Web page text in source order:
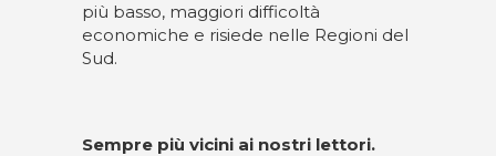
più basso, maggiori difficoltà
economiche e risiede nelle Regioni del
Sud.
Sempre più vicini ai nostri lettori.